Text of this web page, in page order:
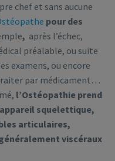
chef et sans aucune
pour des
, après l’échec,
préalable, ou suite
examens, ou encore
traiter par médicament…
l’Ostéopathie prend
squelettique,
articulaires,
viscéraux